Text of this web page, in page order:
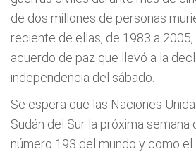
de dos millones de personas
reciente de ellas, de 1983 a
acuerdo de paz que llevó a la
independencia del sábado.
Se espera que las Naciones
Sudán del Sur la próxima semana
número 193 del mundo y como